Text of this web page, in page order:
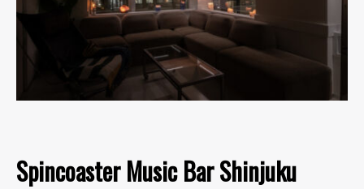
Spincoaster Music Bar Shinjuku